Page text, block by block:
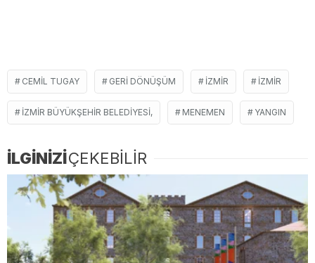
CEMIL TUGAY GERI DÖNÜŞÜM IZMIR İZMIR
İZMIR BÜYÜKŞEHIR BELEDIYESI, MENEMEN YANGIN
İLGİNİZİÇEKEBİLİR